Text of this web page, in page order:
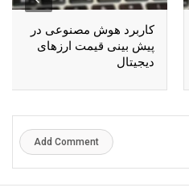
کاربرد هوش مصنوعی در
پیش بینی قیمت ارزهای
دیجیتال
Add Comment